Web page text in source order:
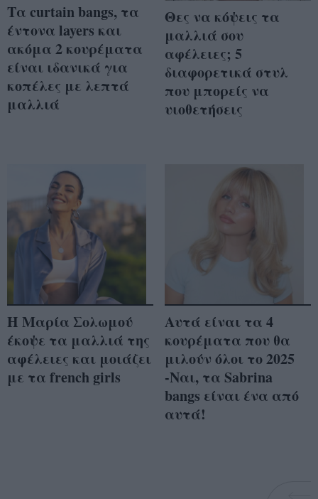
Τα curtain bangs, τα
έντονα layers και
ακόμα 2 κουρέματα
είναι ιδανικά για
κοπέλες με λεπτά
μαλλιά
Θες να κόψεις τα
μαλλιά σου
αφέλειες; 5
διαφορετικά στυλ
που μπορείς να
υιοθετήσεις
Η Μαρία Σολωμού
έκοψε τα μαλλιά της
αφέλειες και μοιάζει
με τα french girls
Αυτά είναι τα 4
κουρέματα που θα
μιλούν όλοι το 2025
-Ναι, τα Sabrina
bangs είναι ένα από
αυτά!